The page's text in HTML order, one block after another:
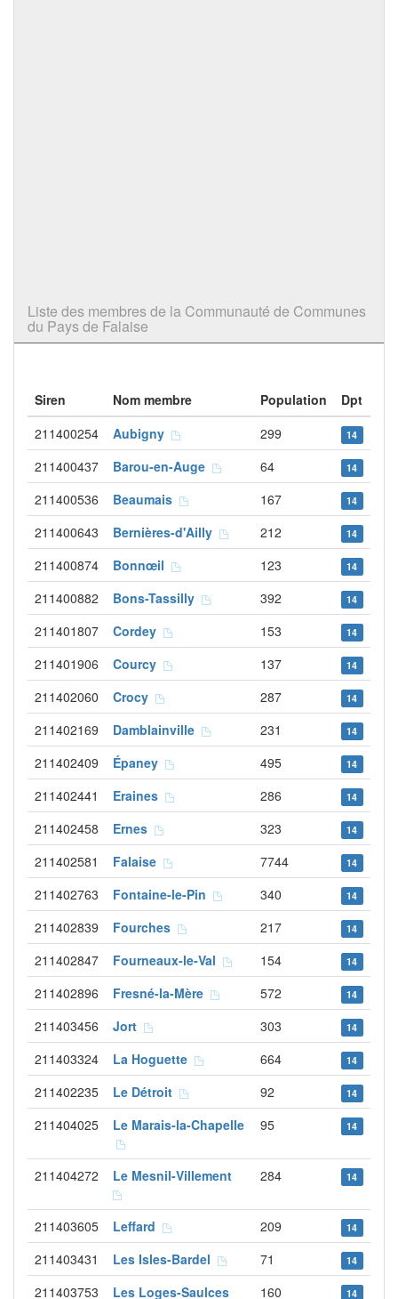
Liste des membres de la Communauté de Communes
du Pays de Falaise
Siren Nom membre Population
Dpt
211400254
Aubigny 299 14
211400437 Barou-en-Auge 64 14
211400536 Beaumais 167 14
211400643 Bernières-d'Ailly 212 14
211400874 Bonnœil 123 14
211400882 Bons-Tassilly 392 14
211401807 Cordey 153 14
211401906 Courcy 137 14
211402060 Crocy 287 14
211402169 Damblainville 231 14
211402409 Épaney 495 14
211402441 Eraines 286 14
211402458 Ernes 323 14
211402581 Falaise 7744 14
211402763 Fontaine-le-Pin 340 14
211402839 Fourches 217 14
211402847 Fourneaux-le-Val 154 14
211402896 Fresné-la-Mère 572 14
211403456 Jort 303 14
211403324 La Hoguette 664 14
211402235 Le Détroit 92 14
211404025 Le Marais-la-Chapelle 95 14
211404272 Le Mesnil-Villement 284 14
211403605 Leffard 209 14
211403431 Les Isles-Bardel 71 14
211403753 Les Loges-Saulces 160 14